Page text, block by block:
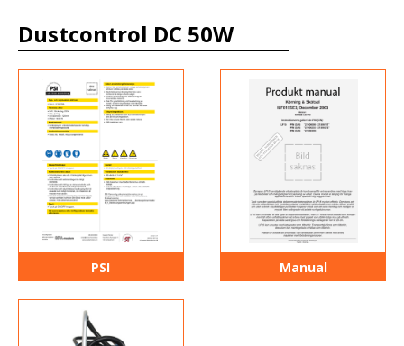
Dustcontrol DC 50W
PSI Manual